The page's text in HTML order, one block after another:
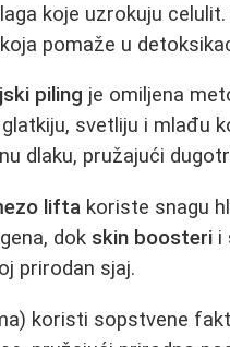
koje uzrokuju
pomaže u
piling je omiljena
svetliju i mlađu
dlaku, pružajući
lifta koriste snagu
dok skin boosteri i
prirodan sjaj.
koristi sopstvene